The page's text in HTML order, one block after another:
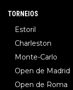
TORNEIOS
Estoril
Charleston
Monte-Carlo
Open de Madrid
Open de Roma